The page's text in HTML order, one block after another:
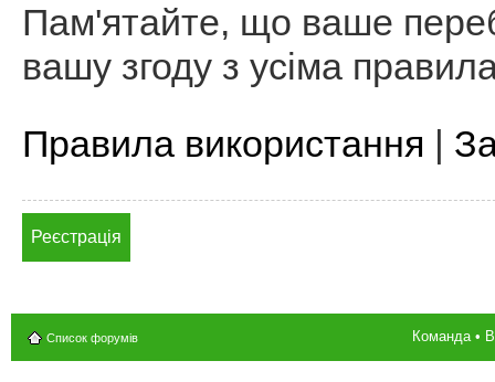
Пам'ятайте, що ваше
вашу згоду з усіма
Правила використання
Реєстрація
Список форумів Команда•